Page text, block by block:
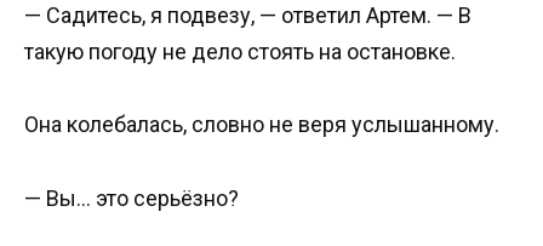
— Садитесь, я подвезу, — ответил Артем. — В
такую погоду не дело стоять на остановке.
Она колебалась, словно не веря услышанному.
— Вы… это серьёзно?